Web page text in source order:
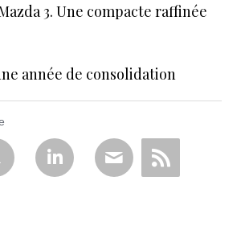
3. Une compacte raffinée
année de consolidation